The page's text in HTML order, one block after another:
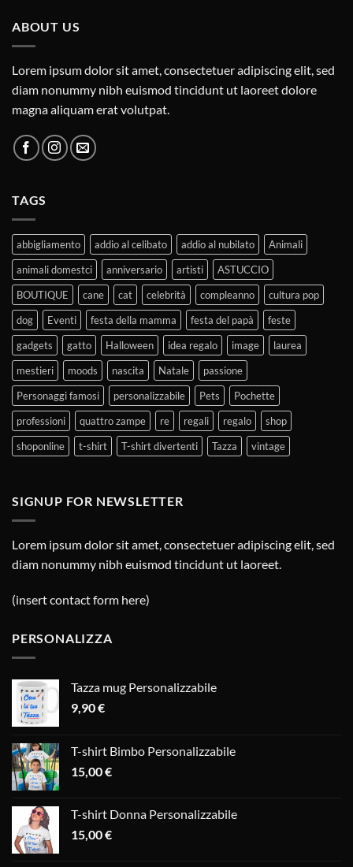
ABOUT US
Lorem ipsum dolor sit amet, consectetuer adipiscing elit, sed
diam nonummy nibh euismod tincidunt ut laoreet dolore
magna aliquam erat volutpat.
TAGS
abbigliamento addio al celibato addio al nubilato
Animali
animali domestci
anniversario artisti
ASTUCCIO
BOUTIQUE
cane cat celebrità compleanno
cultura pop
dog
Eventi festa della mamma festa del papà
feste
gadgets
gatto Halloween idea regalo image
laurea
mestieri
moods nascita Natale
passione
Personaggi famosi
personalizzabile Pets
Pochette
professioni
quattro zampe re regali regalo
shop
shoponline
t-shirt T-shirt divertenti Tazza vintage
SIGNUP FOR NEWSLETTER
Lorem ipsum dolor sit amet, consectetuer adipiscing elit, sed
diam nonummy nibh euismod tincidunt ut laoreet.
(insert contact form here)
PERSONALIZZA
Tazza mug Personalizzabile
9,90€
T-shirt Bimbo Personalizzabile
15,00€
T-shirt Donna Personalizzabile
15,00€